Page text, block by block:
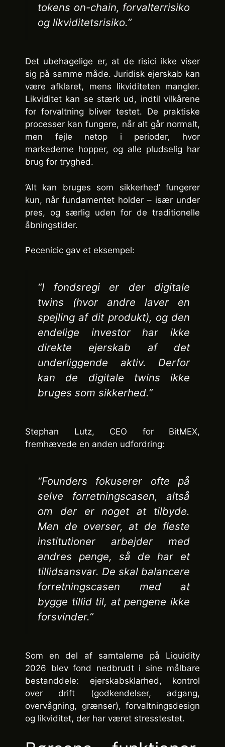
tokens on-chain, forvalterrisiko
og likviditetsrisiko.”
Det ubehagelige er, at de risici ikke viser
sig på samme måde. Juridisk ejerskab kan
være afklaret, mens likviditeten mangler.
Likviditet kan se stærk ud, indtil vilkårene
for forvaltning bliver testet. De praktiske
processer kan fungere, når alt går normalt,
men fejle netop i perioder, hvor
markederne hopper, og alle pludselig har
brug for tryghed.
‘Alt kan bruges som sikkerhed’ fungerer
kun, når fundamentet holder – især under
pres, og særlig uden for de traditionelle
åbningstider.
Pecenicic gav et eksempel:
“I fondsregi er der digitale
twins (hvor andre laver en
spejling af dit produkt), og den
endelige investor har ikke
direkte ejerskab af det
underliggende aktiv. Derfor
kan de digitale twins ikke
bruges som sikkerhed.”
Stephan Lutz, CEO for BitMEX,
fremhævede en anden udfordring:
“Founders fokuserer ofte på
selve forretningscasen, altså
om der er noget at tilbyde.
Men de overser, at de fleste
institutioner arbejder med
andres penge, så de har et
tillidsansvar. De skal balancere
forretningscasen med at
bygge tillid til, at pengene ikke
forsvinder.”
Som en del af samtalerne på Liquidity
2026 blev fond nedbrudt i sine målbare
bestanddele: ejerskabsklarhed, kontrol
over drift (godkendelser, adgang,
overvågning, grænser), forvaltningsdesign
og likviditet, der har været stresstestet.